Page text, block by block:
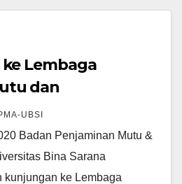
Lembaga
dan
Pendidikan
UBSI
Badan Penjaminan Mutu &
Bina Sarana
kunjungan ke Lembaga